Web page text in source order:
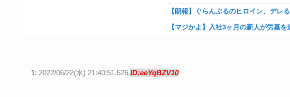
【朗報】ぐらんぶるのヒロイン、デレる
1: 2022/06/22(水) 21:40:51.526 ID:eeYqBZV10